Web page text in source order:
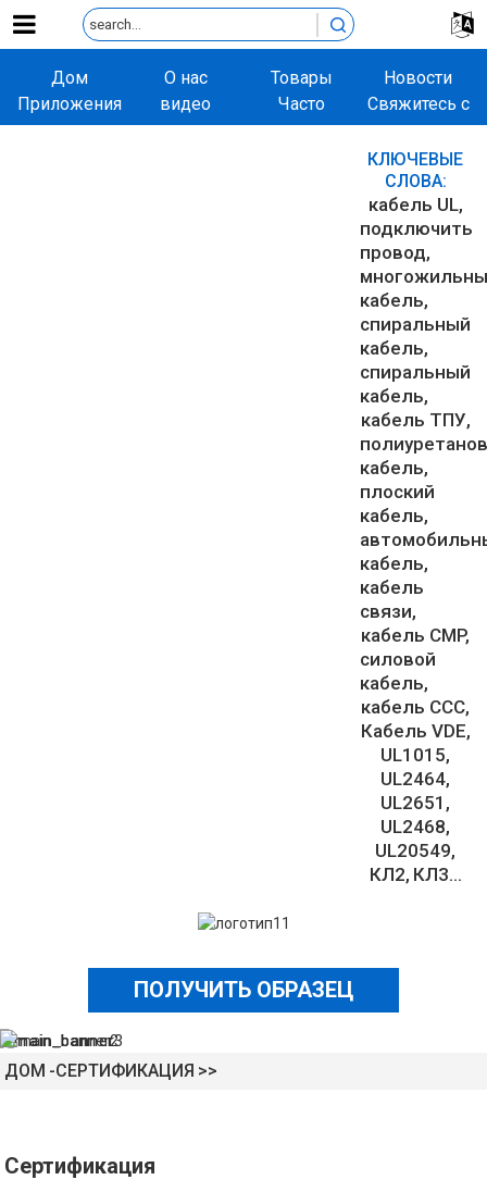
Дом О нас Товары
Новости
Приложения
видео
Часто
задаваемые
Свяжитесь с
нами
КЛЮЧЕВЫЕ
СЛОВА:
кабель UL
подключить
провод
кабель
спиральный
кабель
спиральный
кабель
кабель ТПУ
кабель
плоский
кабель
кабель
кабель
связи
кабель CMP
силовой
кабель
кабель ССС
Кабель VDE
UL1015
UL2464
UL2651
UL2468
UL20549
КЛ2 КЛ3...
ПОЛУЧИТЬ ОБРАЗЕЦ
ДОМ СЕРТИФИКАЦИЯ
Сертификация